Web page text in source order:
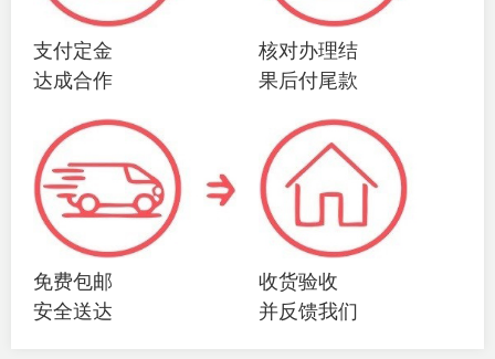
支付定金
达成合作
核对办理结
果后付尾款
免费包邮
安全送达
收货验收
并反馈我们